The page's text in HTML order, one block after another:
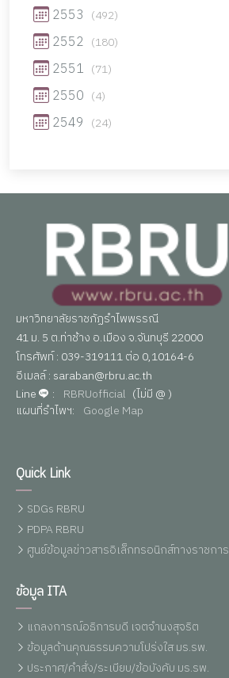
2553 (492)
2552 (180)
2551 (71)
2550 (4)
2549 (24)
มหาวิทยาลัยราชภัฏรำไพพรรณี
41 ม. 5 ต.ท่าช้าง อ.เมือง จ.จันทบุรี 22000
โทรศัพท์ : 039-319111 ต่อ 0,10164-6
อีเมลล์ : saraban@rbru.ac.th
Line
: RBRUofficial (ไม่มี @ )
แผนที่รำไพฯ: Google Map
Quick Link
SDGs RBRU
PDPA RBRU
ศูนย์ข้อมูลข่าวสารอิเล็กทรอนิกส์ทางราชการ
ข้อมูล ITA
แถลงการณ์อธิการบดี เจตจำนงสุจริต
ข้อมูลด้านคุณธรรมความโปร่งใส มร.รพ.
ประกาศ/คำสั่ง/ระเบียบ/ข้อบังคับ มร.รพ.